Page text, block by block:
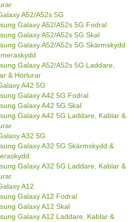
A52/A52s 5G
Galaxy A52/A52s 5G Fodral
Galaxy A52/A52s 5G Skal
Galaxy A52/A52s 5G Skärmskydd
Galaxy A52/A52s 5G Laddare,
& Hörlurar
A42 5G
Galaxy A42 5G Fodral
Galaxy A42 5G Skal
Galaxy A42 5G Laddare, Kablar &
A32 5G
Galaxy A32 5G Skärmskydd &
Galaxy A32 5G Laddare, Kablar &
A12
Galaxy A12 Fodral
Galaxy A12 Skal
Galaxy A12 Laddare, Kablar &